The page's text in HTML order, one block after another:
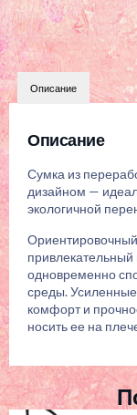
Описание
Описание
Сумка из
дизайном —
экологичной
одновременно
среды.
комфорт и
носить ее на